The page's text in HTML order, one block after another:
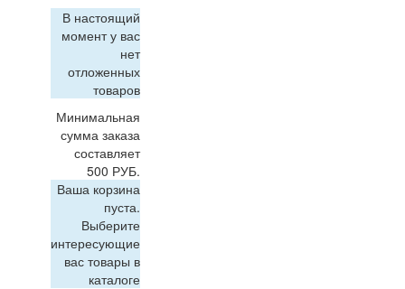
В настоящий
момент у вас
нет
отложенных
товаров
Минимальная
сумма заказа
составляет
500 РУБ.
Ваша корзина
пуста.
Выберите
интересующие
вас товары в
каталоге